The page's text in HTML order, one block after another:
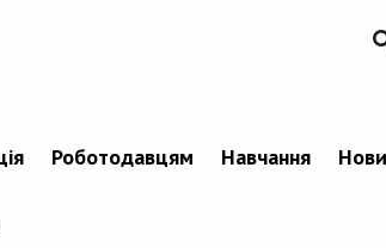
Роботодавцям Навчання